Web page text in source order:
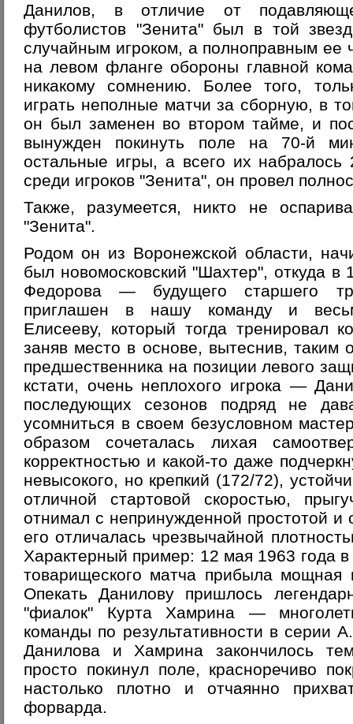
Данилов, в отличие от
футболистов "Зенита" был в той
случайным игроком, а полноправным ее
на левом фланге обороны главной
никакому сомнению. Более того,
играть неполные матчи за сборную, в
он был заменен во втором тайме, и
вынужден покинуть поле на 70-й
остальные игры, а всего их набралось
среди игроков "Зенита", он провел
Также, разумеется, никто не
"Зенита".
Родом он из Воронежской области,
был новомосковский "Шахтер", откуда в
Федорова — будущего старшего
приглашен в нашу команду и
Елисееву, который тогда тренировал
заняв место в основе, вытеснив, таким
предшественника на позиции левого
кстати, очень неплохого игрока —
последующих сезонов подряд не
усомниться в своем безусловном
образом сочеталась лихая
корректностью и какой-то даже
невысокого, но крепкий (172/72),
отличной стартовой скоростью,
отнимал с непринужденной простотой и
его отличалась чрезвычайной
Характерный пример: 12 мая 1963 года
товарищеского матча прибыла мощная
Опекать Данилову пришлось
"фиалок" Курта Хамрина —
команды по результативности в серии
Данилова и Хамрина закончилось
просто покинул поле, красноречиво
настолько плотно и отчаянно
форварда.